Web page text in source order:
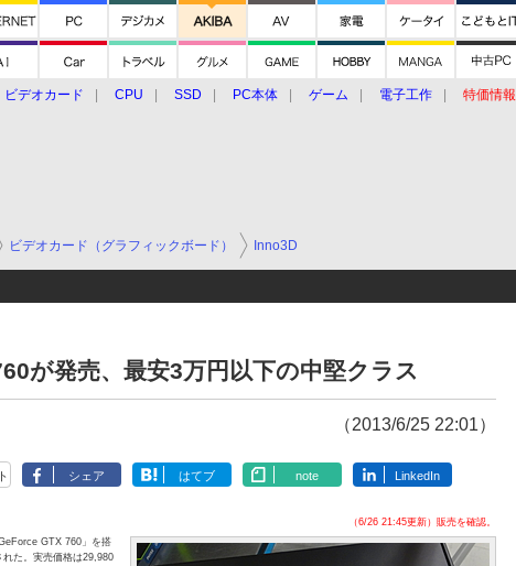
ビデオカード CPU SSD PC本体 ゲーム 電子工作 特価情報
ビデオカード（グラフィックボード） Inno3D
が発売、最安3万円以下の中堅クラス
（2013/6/25 22:01）
シェア はてブ note LinkedIn
（6/26 21:45更新）販売を確認。
GTX 760」を搭
た。実売価格は29,980